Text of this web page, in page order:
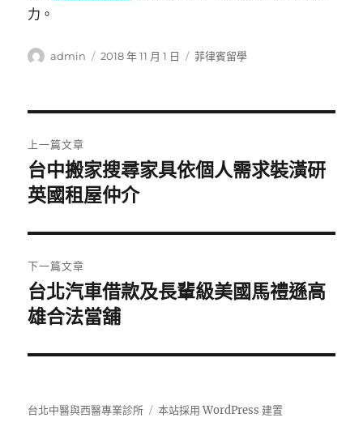
力。
作
admin
發
2018 年 11 月 1 日
分
菲律賓留學
章
導
覽
上一篇文章
上
一
文
章:
台中搬家搜尋家具依個人需求裝潢研
英國租屋仲介
下一篇文章
下
一
文
台北汽車借款及長輩級美國馬禮遜高
雄合法當舖
台北中醫與西醫專業診所 本站採用 WordPress 建置